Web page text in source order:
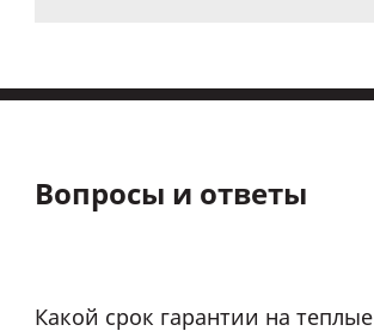
Вопросы и ответы
Какой срок гарантии на теплые